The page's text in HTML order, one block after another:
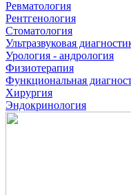
Ревматология
Рентгенология
Стоматология
Ультразвуковая
Урология - андрология
Физиотерапия
Функциональная
Хирургия
Эндокринология